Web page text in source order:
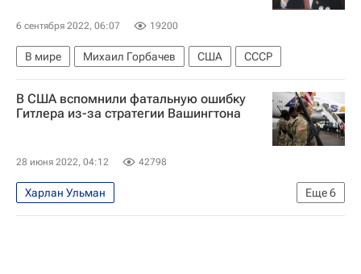
6 сентября 2022, 06:07 19200
В мире Михаил Горбачев США СССР
В США вспомнили фатальную ошибку
Гитлера из-за стратегии Вашингтона
28 июня 2022, 04:12 42798
Еще6
Харлан Ульман
Специальная военная операция на Украине